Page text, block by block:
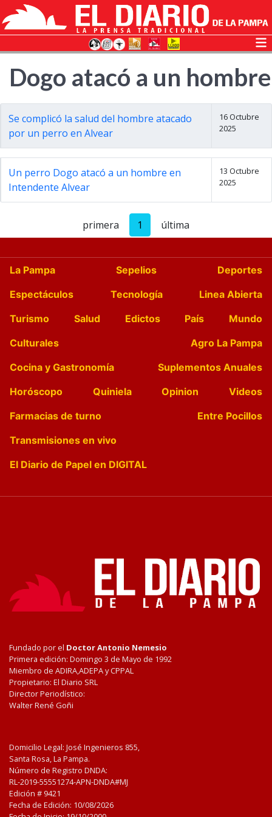
Dogo atacó a un hombre
Se complicó la salud del hombre atacado
por un perro en Alvear
16 Octubre
2025
Un perro Dogo atacó a un hombre en
Intendente Alvear
13 Octubre
2025
primera 1 última
La Pampa Sepelios
Deportes
Espectáculos
Tecnología
Linea Abierta
Turismo
Salud Edictos País
Mundo
Culturales
Agro La Pampa
Cocina y Gastronomía
Suplementos Anuales
Horóscopo
Quiniela Opinion
Videos
Farmacias de turno
Entre Pocillos
Transmisiones en vivo
El Diario de Papel en DIGITAL
Fundado por el Doctor Antonio Nemesio
Primera edición: Domingo 3 de Mayo de 1992
Miembro de ADIRA,ADEPA y CPPAL
Propietario: El Diario SRL
Director Periodístico:
Walter René Goñi
Domicilio Legal: José Ingenieros 855,
Santa Rosa, La Pampa.
Número de Registro DNDA:
RL-2019-55551274-APN-DNDA#MJ
Edición # 9421
Fecha de Edición: 10/08/2026